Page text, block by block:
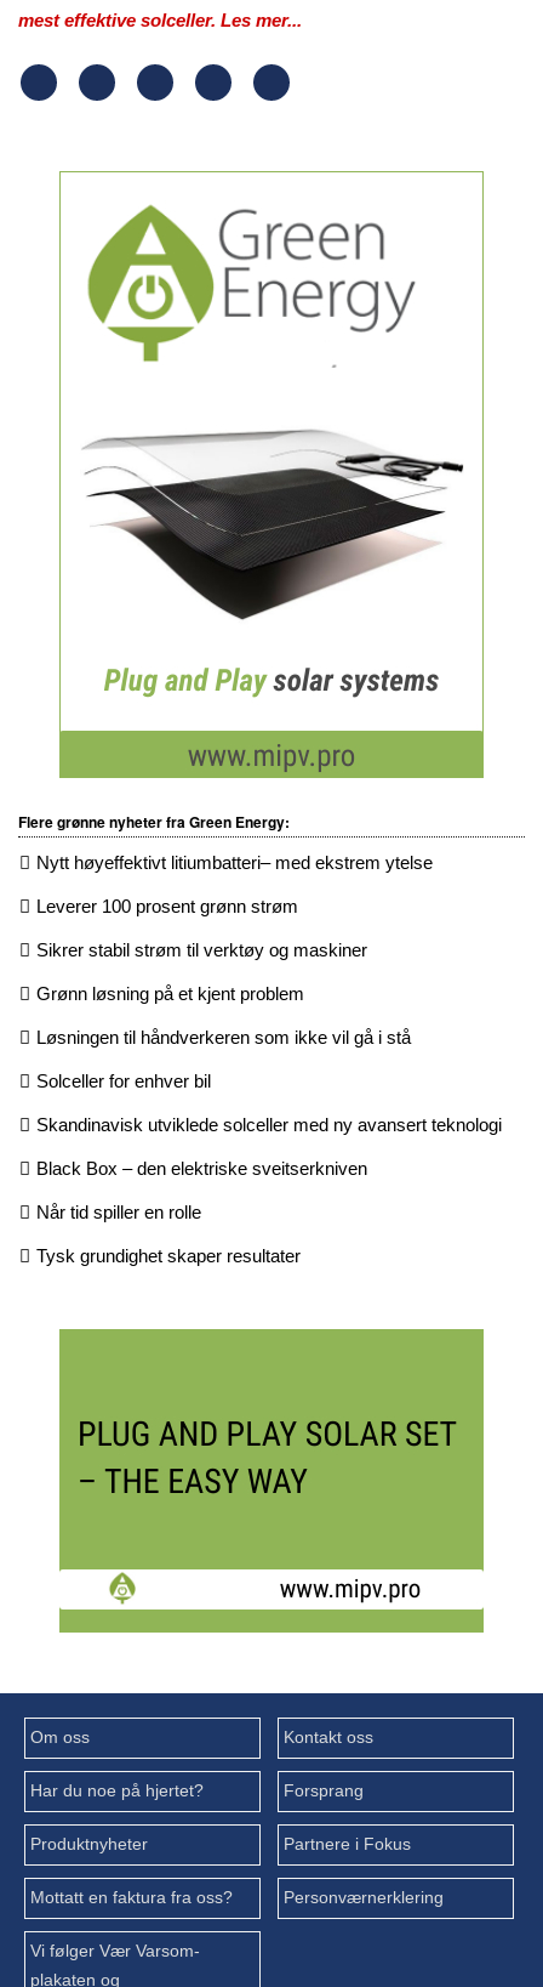
mest effektive solceller. Les mer...
Flere grønne nyheter fra Green Energy:
Nytt høyeffektivt litiumbatteri– med ekstrem ytelse
Leverer 100 prosent grønn strøm
Sikrer stabil strøm til verktøy og maskiner
Grønn løsning på et kjent problem
Løsningen til håndverkeren som ikke vil gå i stå
Solceller for enhver bil
Skandinavisk utviklede solceller med ny avansert teknologi
Black Box – den elektriske sveitserkniven
Når tid spiller en rolle
Tysk grundighet skaper resultater
Om oss Kontakt oss
Har du noe på hjertet? Forsprang
Produktnyheter Partnere i Fokus
Mottatt en faktura fra oss? Personværnerklering
Vi følger Vær Varsom-
plakaten og